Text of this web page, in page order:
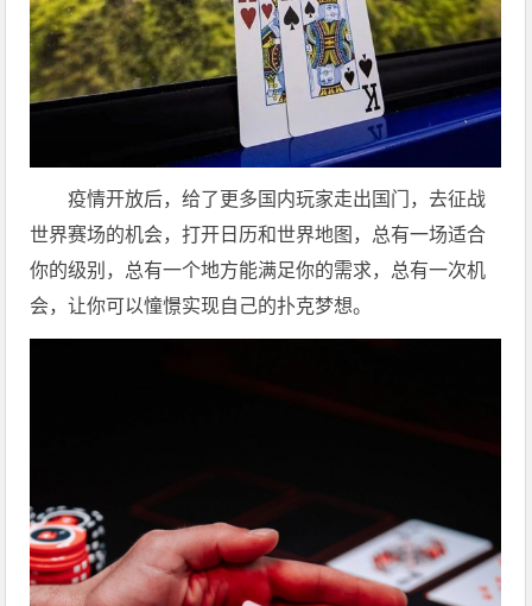
疫情开放后，给了更多国内玩家走出国门，去征战
世界赛场的机会，打开日历和世界地图，总有一场适合
你的级别，总有一个地方能满足你的需求，总有一次机
会，让你可以憧憬实现自己的扑克梦想。